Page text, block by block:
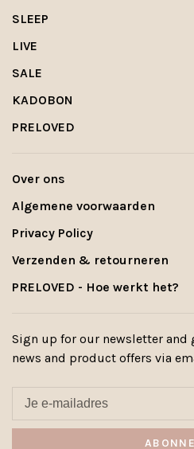
SLEEP
LIVE
SALE
KADOBON
PRELOVED
Over ons
Algemene voorwaarden
Privacy Policy
Verzenden & retourneren
PRELOVED - Hoe werkt het?
Sign up for our newsletter and
news and product offers via